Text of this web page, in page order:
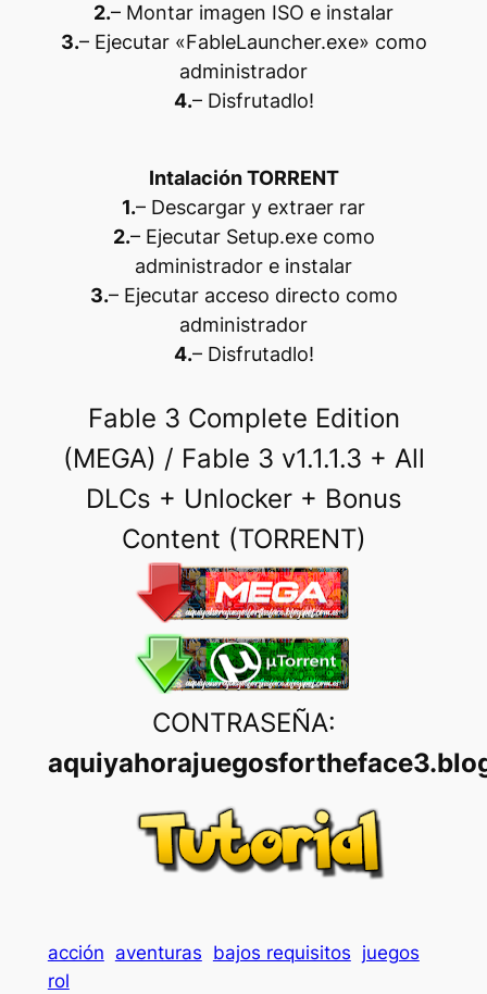
2.– Montar imagen ISO e instalar
3.– Ejecutar «FableLauncher.exe» como
administrador
4.– Disfrutadlo!
Intalación TORRENT
1.– Descargar y extraer rar
2.– Ejecutar Setup.exe como
administrador e instalar
3.– Ejecutar acceso directo como
administrador
4.– Disfrutadlo!
Fable 3 Complete Edition
(MEGA) / Fable 3 v1.1.1.3 + All
DLCs + Unlocker + Bonus
Content (TORRENT)
CONTRASEÑA:
acción aventuras bajos requisitos juegos
rol